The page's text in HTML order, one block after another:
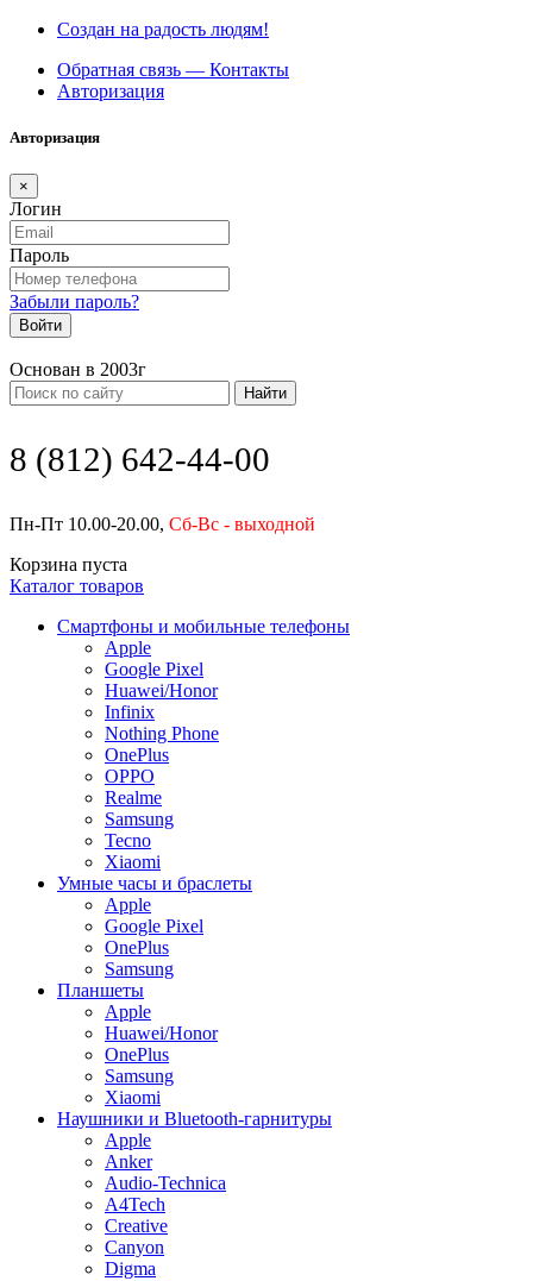
Создан на радость людям!
Обратная связь — Контакты
Авторизация
Авторизация
×
Логин
Пароль
Забыли пароль?
Войти
Основан в 2003г
Найти
8 (812) 642-44-00
Пн-Пт 10.00-20.00, Сб-Вс - выходной
Корзина пуста
Каталог товаров
Смартфоны и мобильные телефоны
Apple
Google Pixel
Huawei/Honor
Infinix
Nothing Phone
OnePlus
OPPO
Realme
Samsung
Tecno
Xiaomi
Умные часы и браслеты
Apple
Google Pixel
OnePlus
Samsung
Планшеты
Apple
Huawei/Honor
OnePlus
Samsung
Xiaomi
Наушники и Bluetooth-гарнитуры
Apple
Anker
Audio-Technica
A4Tech
Creative
Canyon
Digma